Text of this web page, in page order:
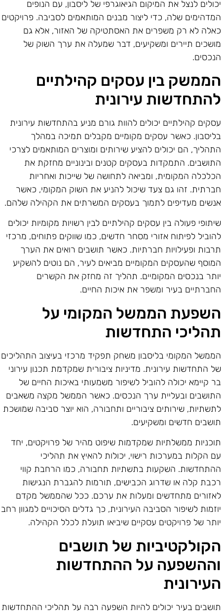
לנצל את המיקום הגיאוגרפי של ליסבון, עם הנופים
שלה, כדי ליצור מבנים המותאמים לסביבה. פרויקטים
לא רק משפרים את האסתטיקה של האזור, אלא גם
תיירים ומשקיעים, דבר שמעלה את ערך השוק של
בין עסקים קהילתיים
עירונית
קהילתיים יכולים להוות גורם מניע בהתחדשות עירונית
כאשר עסקים מקומיים מקבלים תמיכה במהלך
הם יכולים להציע שירותים ומוצרים המותאמים לצרכי
התמקדות בעסקים קטנים ובינוניים מחזקת את
המקומית, ומביאה לתחושה של שייכות ואחריות
זהו גם צעד שיכול להניע את השוק המקומי, כאשר
מעדיפים לתמוך בעסקים המשרתים את הקהילה שלהם.
פעולה בין עסקים קהילתיים לבין רשויות מקומיות יכולים
לפיתוח אזורי מסחר חדשים, כמו שווקים פתוחים, מרכזי
ופעילויות חברתיות. כאשר תושבים רואים את הערך
שהעסקים המקומיים מביאים לעיר, הם נוטים להשקיע
בנכסים המקומיים. תהליך זה מחזק את הקשרים
בעיר ומשפר את איכות החיים.
הממשל המקומי על
התחדשות
המקומי בליסבון משחק תפקיד מרכזי בעיצוב התהליכים
התחדשות עירונית. מדיניות ציבורית שמקדמת תכנון עירוני
קיימא יכולה להוביל לשיפור משמעותי באיכות החיים של
ובעליית ערך הנכסים. כאשר הממשל מקצה משאבים
שירותים ציבוריים ותחבורה, הוא יוצר סביבה שמושכת
חדשים ומשקיעים.
ממשלתיות שמקדמות שיפוט מהיר של פרויקטים, יחד
הקלות במערכות רישוי, יכולות להאיץ את תהליכי
השקעות בתשתיות תחבורה, כמו הרחבת קווי
קלה או שדרוג הכבישים, תורמות להגברת הנגישות
מתחדשים ומעלות את ערכם. ככל שהממשל מקדם
לשיפור הסביבה העירונית, כך גדלים הסיכויים למגוון רחב
של פרויקטים עסקיים שיביאו תועלת לכלל הקהילה.
של תושבים
על ההתחדשות
בעיר יכולים להיות השפעה רבה על תהליכי ההתחדשות